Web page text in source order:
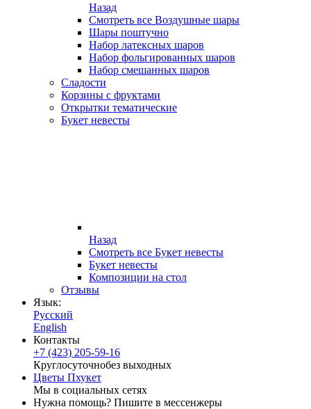
Назад
Смотреть все Воздушные шары
Шары поштучно
Набор латексных шаров
Набор фольгированных шаров
Набор смешанных шаров
Сладости
Корзины с фруктами
Открытки тематические
Букет невесты
Назад
Смотреть все Букет невесты
Букет невесты
Композиции на стол
Отзывы
Язык:
Русский
English
Контакты
+7 (423) 205-59-16
Круглосуточнобез выходных
Цветы Пхукет
Мы в социальных сетях
Нужна помощь? Пишите в мессенжеры